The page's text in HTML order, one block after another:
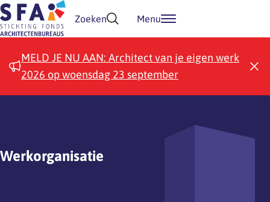
Doorgaan naar inhoud
Zoeken Menu
MELD JE NU AAN: Architect van je eigen werk
2026 op woensdag 23 september
Werkorganisatie